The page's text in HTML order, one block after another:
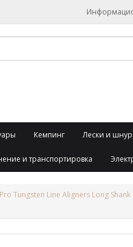
Кемпинг Лески и
и транспортировка
Tungsten Line Aligners Long Shank